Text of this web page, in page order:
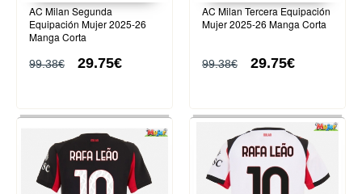
AC Milan Segunda
Equipación Mujer 2025-26
Manga Corta
99.38€ 29.75€
AC Milan Tercera Equipación
Mujer 2025-26 Manga Corta
99.38€ 29.75€